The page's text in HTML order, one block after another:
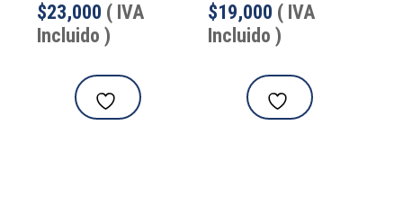
$23,000 ( IVA
Incluido )
$19,000 ( IVA
Incluido )